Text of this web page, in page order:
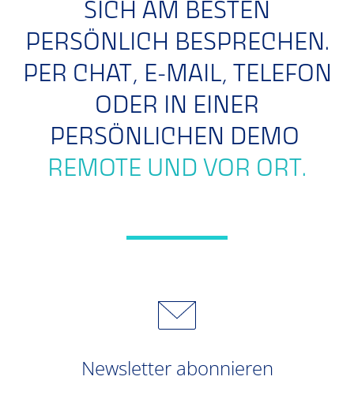
SICH AM BESTEN
PERSÖNLICH BESPRECHEN.
PER CHAT, E-MAIL, TELEFON
ODER IN EINER
PERSÖNLICHEN DEMO
REMOTE UND VOR ORT.
Newsletter abonnieren